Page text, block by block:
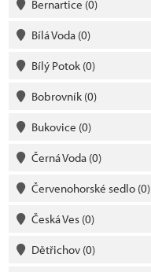
Bernartice (0)
Bílá Voda (0)
Bílý Potok (0)
Bobrovník (0)
Bukovice (0)
Černá Voda (0)
Červenohorské sedlo (0)
Česká Ves (0)
Dětřichov (0)